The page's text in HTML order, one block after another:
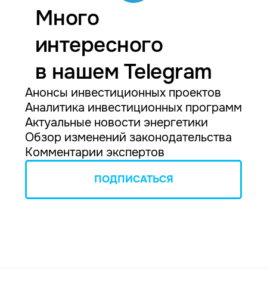
Много
интересного
в нашем Telegram
Анонсы инвестиционных проектов
Аналитика инвестиционных программ
Актуальные новости энергетики
Обзор изменений законодательства
Комментарии экспертов
ПОДПИСАТЬСЯ